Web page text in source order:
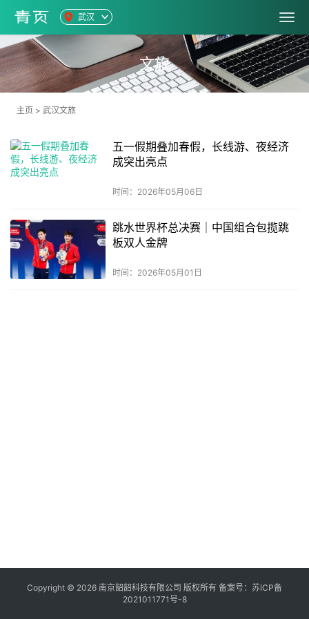
武汉
文旅
主页 > 武汉文旅
五一假期叠加春假，长线游、夜经济
成突出亮点
时间：2026年05月06日
跳水世界杯总决赛｜中国组合包揽跳
板双人金牌
时间：2026年05月01日
Copyright © 2026 南京韶韶科技有限公司 版权所有 备案号： 苏ICP备
2021011771号-8